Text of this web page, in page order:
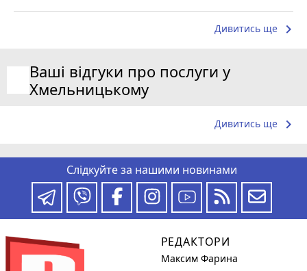
Дивитись ще keyboard_arrow_right
Ваші відгуки про послуги у
Хмельницькому
Дивитись ще keyboard_arrow_right
Слідкуйте за нашими новинами
РЕДАКТОРИ
Максим Фарина